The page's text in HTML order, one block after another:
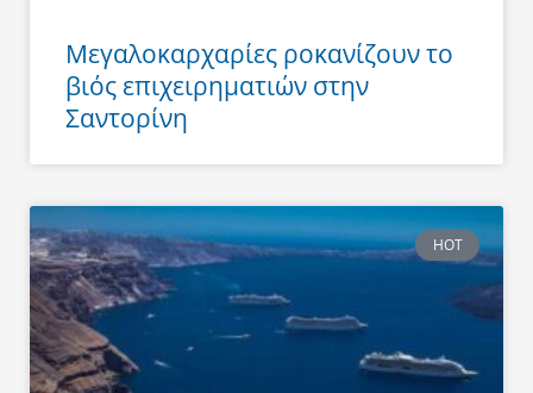
Μεγαλοκαρχαρίες ροκανίζουν το
βιός επιχειρηματιών στην
Σαντορίνη
HOT